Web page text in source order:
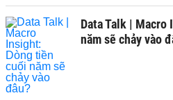
Data Talk |
năm sẽ chảy vào